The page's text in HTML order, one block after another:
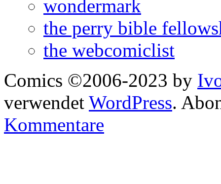
wondermark
the perry bible
the webcomiclist
Comics ©2006-2023 by
verwendet WordPress.
Kommentare